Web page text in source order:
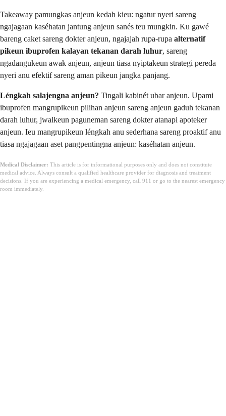
Takeaway pamungkas anjeun kedah kieu: ngatur nyeri sareng
ngajagaan kaséhatan jantung anjeun sanés teu mungkin. Ku gawé
bareng caket sareng dokter anjeun, ngajajah rupa-rupa alternatif
pikeun ibuprofen kalayan tekanan darah luhur, sareng
ngadangukeun awak anjeun, anjeun tiasa nyiptakeun strategi pereda
nyeri anu efektif sareng aman pikeun jangka panjang.
Léngkah salajengna anjeun? Tingali kabinét ubar anjeun. Upami
ibuprofen mangrupikeun pilihan anjeun sareng anjeun gaduh tekanan
darah luhur, jwalkeun paguneman sareng dokter atanapi apoteker
anjeun. Ieu mangrupikeun léngkah anu sederhana sareng proaktif anu
tiasa ngajagaan aset pangpentingna anjeun: kaséhatan anjeun.
Medical Disclaimer: This article is for informational purposes only and does not constitute
medical advice. Always consult a qualified healthcare provider for diagnosis and treatment
decisions. If you are experiencing a medical emergency, call 911 or go to the nearest emergency
room immediately.